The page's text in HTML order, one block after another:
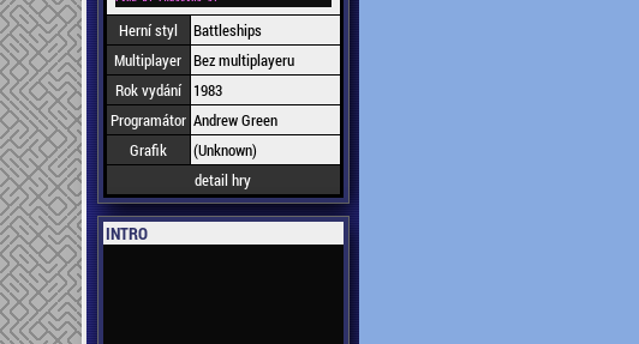
Herní styl
Battleships
Multiplayer Bez multiplayeru
Rok vydání
1983
Programátor Andrew Green
Grafik
(Unknown)
detail hry
INTRO